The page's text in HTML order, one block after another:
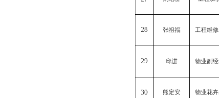
28 张祖福 工程维
29 邱进 物业副
30 熊定安 物业花